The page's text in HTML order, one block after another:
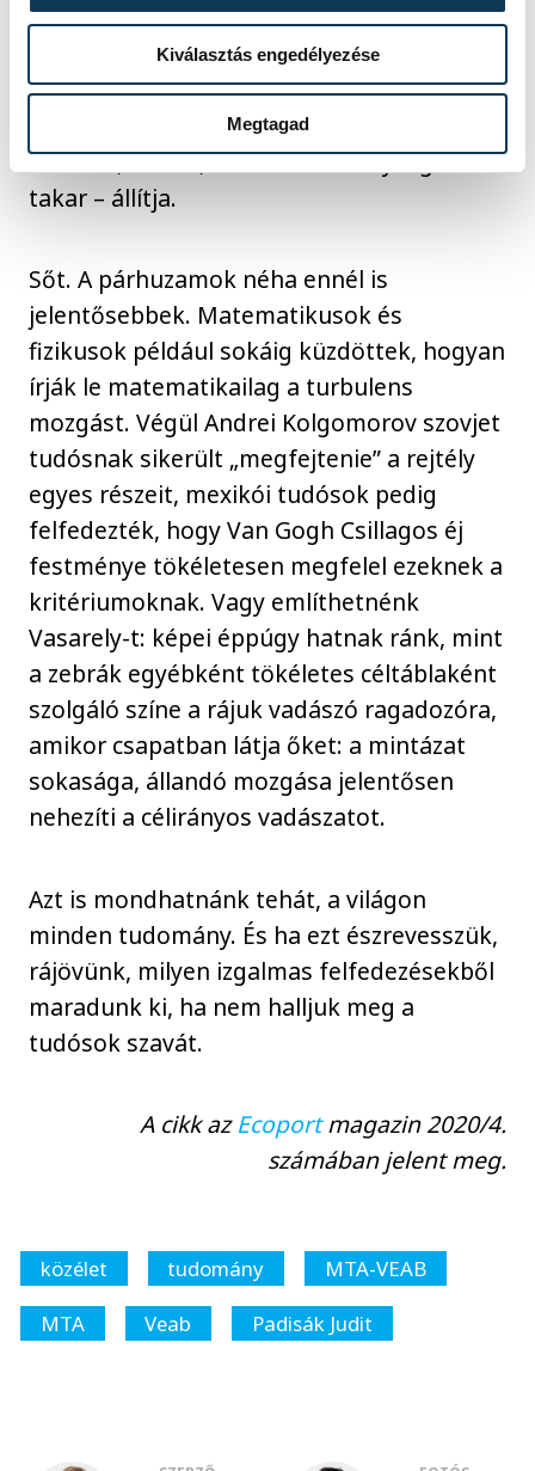
Kiválasztás engedélyezése
Megtagad
tárgyakra asszociálni. Holott a tudomány
szorosan kötődik akár a művészethez, a
gazdasághoz. Mindhárom a szellemi élet
részét képezi, előbbi kettő pedig egyaránt
szellemi, alkotó, kreatív tevékenységet
takar – állítja.
Sőt. A párhuzamok néha ennél is
jelentősebbek. Matematikusok és
fizikusok például sokáig küzdöttek, hogyan
írják le matematikailag a turbulens
mozgást. Végül Andrei Kolgomorov szovjet
tudósnak sikerült „megfejtenie” a rejtély
egyes részeit, mexikói tudósok pedig
felfedezték, hogy Van Gogh Csillagos éj
festménye tökéletesen megfelel ezeknek a
kritériumoknak. Vagy említhetnénk
Vasarely-t: képei éppúgy hatnak ránk, mint
a zebrák egyébként tökéletes céltáblaként
szolgáló színe a rájuk vadászó ragadozóra,
amikor csapatban látja őket: a mintázat
sokasága, állandó mozgása jelentősen
nehezíti a célirányos vadászatot.
Azt is mondhatnánk tehát, a világon
minden tudomány. És ha ezt észrevesszük,
rájövünk, milyen izgalmas felfedezésekből
maradunk ki, ha nem halljuk meg a
tudósok szavát.
A cikk azEcoportmagazin 2020/4.
számában jelent meg.
közélet tudomány
MTA-VEAB
MTA
Veab Padisák Judit